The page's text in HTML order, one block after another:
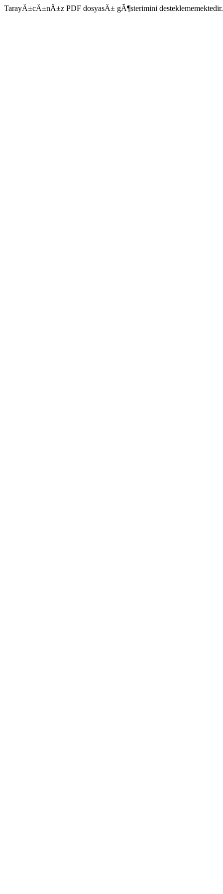
TarayÄ±cÄ±nÄ±z PDF dosyasÄ± gÃ¶sterimini